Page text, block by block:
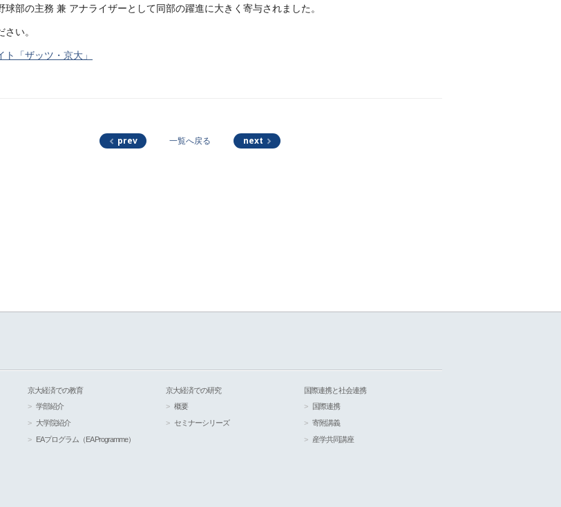
球部の主務 兼 アナライザーとして同部の躍進に大きく寄与されました。
い。
ト「ザッツ・京大」
prev 一覧へ戻る next
京大経済での教育
学部紹介
大学院紹介
EAプログラム（EA Programme）
京大経済での研究
概要
セミナーシリーズ
国際連携と社会連携
国際連携
寄附講義
産学共同講座